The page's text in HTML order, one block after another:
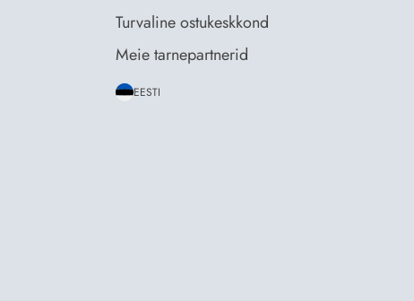
Turvaline ostukeskkond
Meie tarnepartnerid
EESTI